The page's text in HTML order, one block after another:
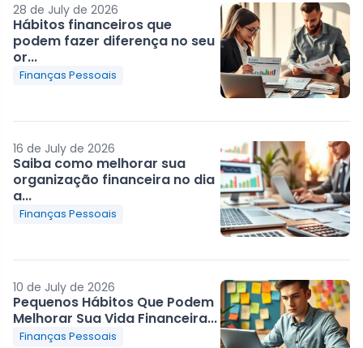
28 de July de 2026
Hábitos financeiros que
podem fazer diferença no seu
or...
Finanças Pessoais
16 de July de 2026
Saiba como melhorar sua
organização financeira no dia
a...
Finanças Pessoais
10 de July de 2026
Pequenos Hábitos Que Podem
Melhorar Sua Vida Financeira...
Finanças Pessoais